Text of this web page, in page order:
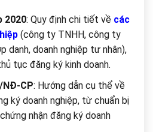
2020: Quy định chi tiết về các
(công ty TNHH, công ty
danh, doanh nghiệp tư nhân),
tục đăng ký kinh doanh.
NĐ-CP: Hướng dẫn cụ thể về
ký doanh nghiệp, từ chuẩn bị
nhận đăng ký doanh